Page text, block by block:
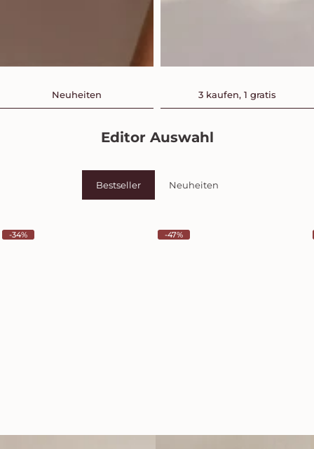
Neuheiten 3 kaufen, 1 gratis
Editor Auswahl
Bestseller Neuheiten
-34% -47%